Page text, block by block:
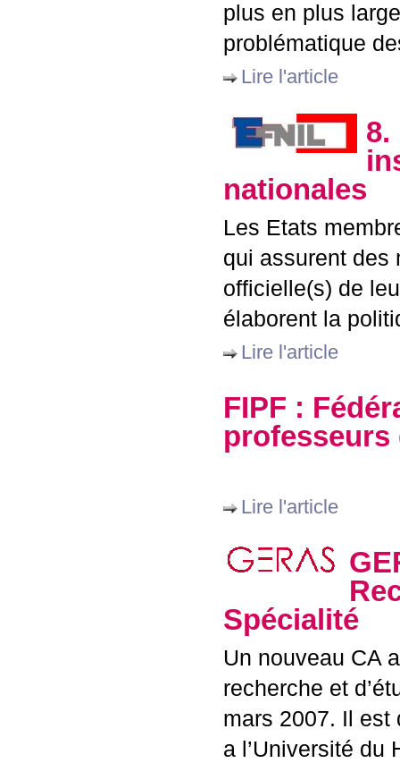
plus en plus
problématique
Lire l'article
8.
nationales
Les Etats
qui assurent des
officielle(s) de
élaborent la
Lire l'article
FIPF :
professeurs
Lire l'article
Spécialité
Un nouveau CA
recherche et
mars 2007. Il est
a l’Université du